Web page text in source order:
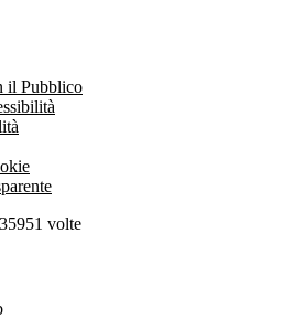
il Pubblico
volte